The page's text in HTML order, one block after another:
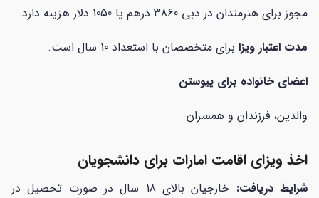
مجوز برای هنرمندان در دبی 3860 درهم یا 1050 دلار هزینه دارد.
مدت اعتبار ویزا برای متخصصان با استعداد 10 سال است.
اعضای خانواده برای پیوستن
والدین، فرزندان و همسران
اخذ ویزای اقامت امارات برای دانشجویان
شرایط دریافت:
خارجیان بالای 18 سال در صورت تحصیل در